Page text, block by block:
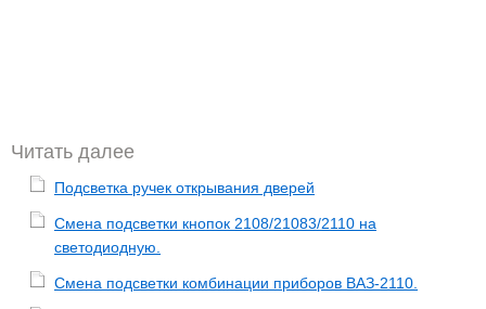
Читать далее
Подсветка ручек открывания дверей
Смена подсветки кнопок 2108/21083/2110 на
светодиодную.
Смена подсветки комбинации приборов ВАЗ-2110.